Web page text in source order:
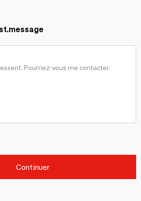
Continuer